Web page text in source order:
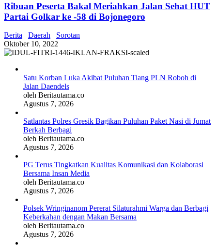
Ribuan Peserta Bakal Meriahkan Jalan Sehat HUT
Partai Golkar ke -58 di Bojonegoro
Berita Daerah
Sorotan
Oktober 10, 2022
Satu Korban Luka Akibat Puluhan Tiang PLN Roboh di
Jalan Daendels
oleh Beritautama.co
Agustus 7, 2026
Satlantas Polres Gresik Bagikan Puluhan Paket Nasi di Jumat
Berkah Berbagi
oleh Beritautama.co
Agustus 7, 2026
PG Terus Tingkatkan Kualitas Komunikasi dan Kolaborasi
Bersama Insan Media
oleh Beritautama.co
Agustus 7, 2026
Polsek Wringinanom Pererat Silaturahmi Warga dan Berbagi
Keberkahan dengan Makan Bersama
oleh Beritautama.co
Agustus 7, 2026